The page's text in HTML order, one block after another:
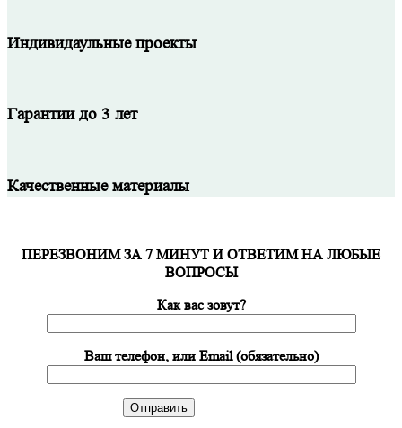
Индивидаульные проекты
Гарантии до 3 лет
Качественные материалы
ПЕРЕЗВОНИМ ЗА 7 МИНУТ И ОТВЕТИМ НА ЛЮБЫЕ
ВОПРОСЫ
Как вас зовут?
Ваш телефон, или Email (обязательно)